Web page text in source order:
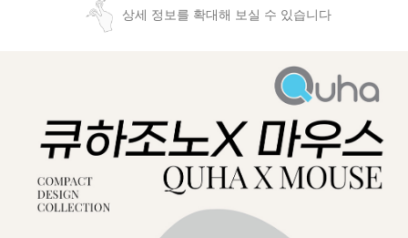
상세 정보를 확대해 보실 수 있습니다